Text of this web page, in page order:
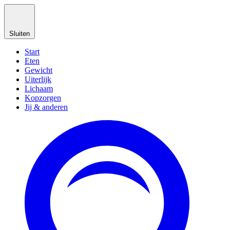
Sluiten
Start
Eten
Gewicht
Uiterlijk
Lichaam
Kopzorgen
Jij & anderen